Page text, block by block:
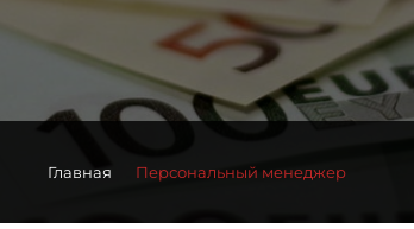
Главная Персональный менеджер